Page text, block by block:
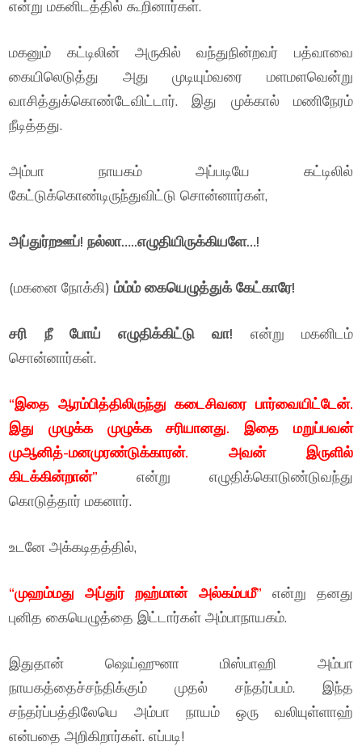
என்று மகனிடத்தில் கூறினார்கள்.
மகனும் கட்டிலின் அருகில் வந்துநின்றவர் பத்வாவை
கையிலெடுத்து அது முடியும்வரை மளமளவென்று
வாசித்துக்கொண்டேவிட்டார். இது முக்கால் மணிநேரம்
நீடித்தது.
அம்பா நாயகம் அப்படியே கட்டிலில்
கேட்டுக்கொண்டிருந்துவிட்டு சொன்னார்கள்,
அப்துர்றஊப்! நல்லா…..எழுதியிருக்கியளே…!
(மகனை நோக்கி)ம்ம்ம் கையெழுத்துக் கேட்காரே!
சரி நீ போய் எழுதிக்கிட்டு வா! என்று மகனிடம்
சொன்னார்கள்.
“இதை ஆரம்பித்திலிருந்து கடைசிவரை பார்வையிட்டேன்.
இது முழுக்க முழுக்க சரியானது.இதை மறுப்பவன்
முஆனித்-மனமுரண்டுக்காரன். அவன் இருளில்
கிடக்கின்றான்” என்று எழுதிக்கொடுண்டுவந்து
கொடுத்தார் மகனார்.
உடனே அக்கடிதத்தில்,
“முஹம்மது அப்துர் றஹ்மான் அல்கம்பமீ”
என்று தனது
புனித கையெழுத்தை இட்டார்கள் அம்பாநாயகம்.
இதுதான் ஷெய்ஹுனா மிஸ்பாஹி அம்பா
நாயகத்தைச்சந்திக்கும் முதல் சந்தர்ப்பம். இந்த
சந்தர்ப்பத்திலேயெ அம்பா நாயம் ஒரு வலியுள்ளாஹ்
என்பதை அறிகிறார்கள். எப்படி!